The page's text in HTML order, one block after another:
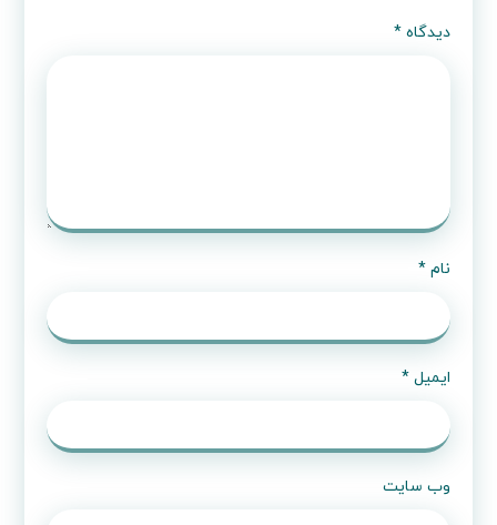
دیدگاه*
نام*
ایمیل*
وب‌ سایت